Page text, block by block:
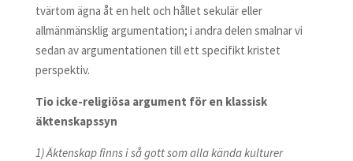
tvärtom ägna åt en helt och hållet sekulär eller
allmänmänsklig argumentation; i andra delen smalnar vi
sedan av argumentationen till ett specifikt kristet
perspektiv.
Tio icke-religiösa argument för en klassisk
äktenskapssyn
1) Äktenskap finns i så gott som alla kända kulturer